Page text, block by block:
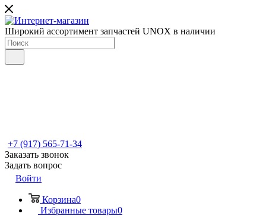
Широкий ассортимент запчастей UNOX в наличии
+7 (917) 565-71-34
Заказать звонок
Задать вопрос
Войти
Корзина0
Избранные товары0